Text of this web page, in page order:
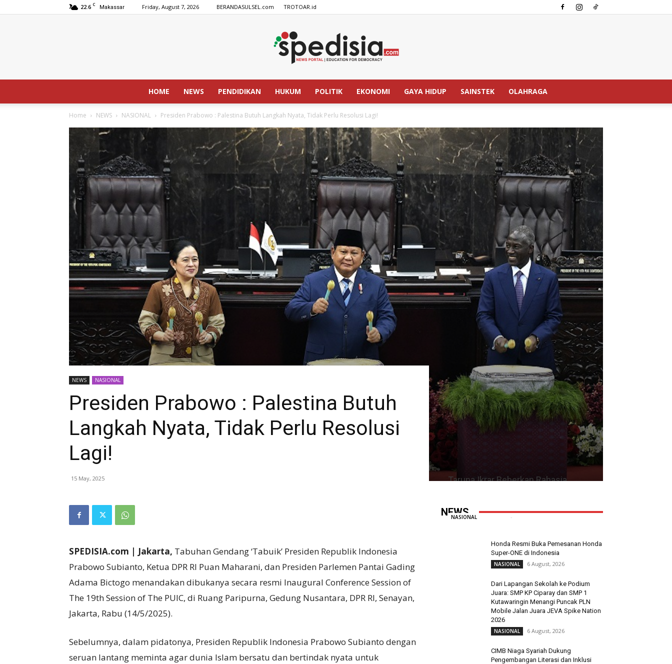
22.6 C Makassar Friday, August 7, 2026 BERANDASULSEL.com TROTOAR.id
SPEDISIA.com
HOME NEWS PENDIDIKAN HUKUM POLITIK EKONOMI GAYA HIDUP SAINSTEK OLAHRAGA
Home NEWS NASIONAL Presiden Prabowo : Palestina Butuh Langkah Nyata, Tidak Perlu Resolusi Lagi!
NEWS NASIONAL
Presiden Prabowo : Palestina Butuh
Langkah Nyata, Tidak Perlu Resolusi
Lagi!
15 May, 2025
SPEDISIA.com | Jakarta, Tabuhan Gendang ‘Tabuik’ Presiden Republik Indonesia
Prabowo Subianto, Ketua DPR RI Puan Maharani, dan Presiden Parlemen Pantai Gading
Adama Bictogo menandakan dibukanya secara resmi Inaugural Conference Session of
The 19th Session of The PUIC, di Ruang Paripurna, Gedung Nusantara, DPR RI, Senayan,
Jakarta, Rabu (14/5/2025).
Sebelumnya, dalam pidatonya, Presiden Republik Indonesia Prabowo Subianto dengan
seruan lantang meminta agar dunia Islam bersatu dan bertindak nyata untuk
NEWS
Taruna Ikrar Beberkan Rahasia
NASIONAL -
Honda Resmi Buka Pemesanan Honda
Super-ONE di Indonesia
NASIONAL 6 August, 2026
Dari Lapangan Sekolah ke Podium
Juara: SMP KP Ciparay dan SMP 1
Kutawaringin Menangi Puncak PLN
Mobile Jalan Juara JEVA Spike Nation
2026
NASIONAL 6 August, 2026
CIMB Niaga Syariah Dukung
Pengembangan Literasi dan Inklusi